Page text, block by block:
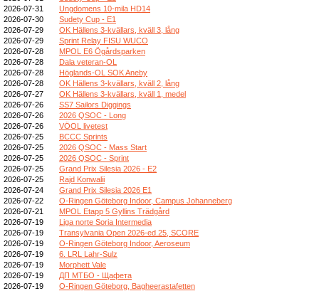
2026-07-31
Ungdomens 10-mila HD14
2026-07-30
Sudety Cup - E1
2026-07-29
OK Hällens 3-kvällars, kväll 3, lång
2026-07-29
Sprint Relay FISU WUCO
2026-07-28
MPOL E6 Ögårdsparken
2026-07-28
Dala veteran-OL
2026-07-28
Höglands-OL SOK Aneby
2026-07-28
OK Hällens 3-kvällars, kväll 2, lång
2026-07-27
OK Hällens 3-kvällars, kväll 1, medel
2026-07-26
SS7 Sailors Diggings
2026-07-26
2026 QSOC - Long
2026-07-26
VÖOL livetest
2026-07-25
BCCC Sprints
2026-07-25
2026 QSOC - Mass Start
2026-07-25
2026 QSOC - Sprint
2026-07-25
Grand Prix Silesia 2026 - E2
2026-07-25
Rajd Konwalii
2026-07-24
Grand Prix Silesia 2026 E1
2026-07-22
O-Ringen Göteborg Indoor, Campus Johanneberg
2026-07-21
MPOL Etapp 5 Gyllins Trädgård
2026-07-19
Liga norte Soria Intermedia
2026-07-19
Transylvania Open 2026-ed.25, SCORE
2026-07-19
O-Ringen Göteborg Indoor, Aeroseum
2026-07-19
6. LRL Lahr-Sulz
2026-07-19
Morphett Vale
2026-07-19
ДП МТБО - Щафета
2026-07-19
O-Ringen Göteborg, Bagheerastafetten